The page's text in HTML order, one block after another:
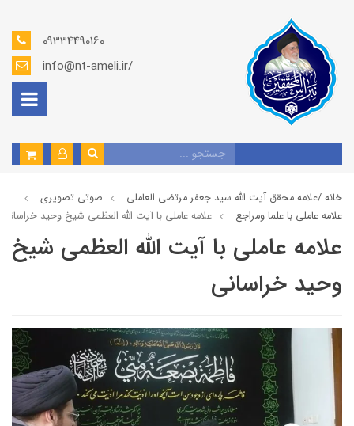
09334490160
info@nt-ameli.ir/
خانه /علامه محقق آیت الله سید جعفر مرتضی العاملی
صوتي تصويري
علامه عاملي با علما ومراجع
علامه عاملی با آيت الله العظمى شيخ وحيد خراساني
علامه عاملی با آيت الله العظمى شيخ
وحيد خراساني